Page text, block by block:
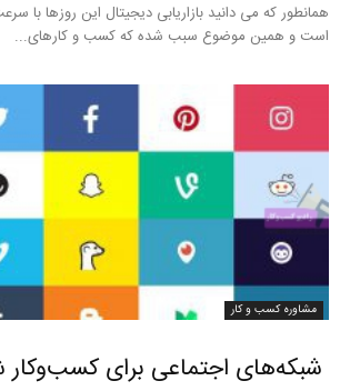
همانطور که می دانید بازاریابی دیجیتال این روزها با
است و همین موضوع سبب شده که کسب و کارهای...
مشاوره کسب و کار
شبکه‌های اجتماعی برای کسب‌وکار